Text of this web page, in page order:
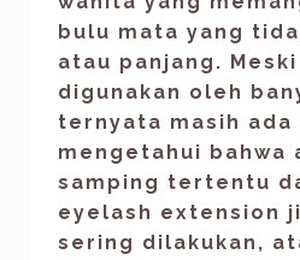
bulu mata yang
atau panjang.
digunakan oleh
ternyata masih ada
mengetahui bahwa
samping tertentu
eyelash extension
sering dilakukan,